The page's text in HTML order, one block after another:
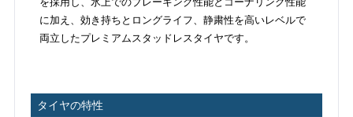
に加え、効き持ちとロングライフ、静粛性を高いレベルで
両立したプレミアムスタッドレスタイヤです。
タイヤの特性